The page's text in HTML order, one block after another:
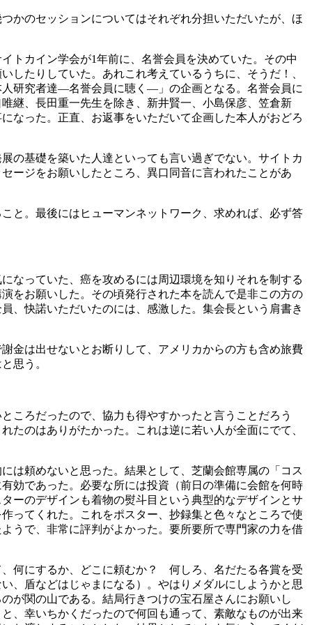
かのセッションについてはそれぞれ分担いただいたが、ほ
トカイン学会が1年前に、名誉会員を決めていた。その中
したりしていた。あれこれ考えているうちに、そうだ！、
研究者達―名誉会員に聴く―」の企画となる。名誉会員に
継、長田重一先生を除き、新井賢一、小島保彦、笠倉新
なった。正直、お返事をいただいて企画した本人がおどろ
の基礎を築いた人達といっても言い過ぎでない。サイトカ
ージをお願いしたところ、異口同音に言われたことがあ
と。最後にはヒューマンネットワーク、求めれば、必ず答
なっていた、癌を攻めるには周辺環境を知りそれを制する
をお願いした。その頃発行された本を読んで是非この方の
、快諾いただいたのには、感激した。集会長という肩書き
金は出せないとお断りして、アメリカからの方も含め旅費
思う。
ころだったので、協力も得やすかったと言うことだろう
たのはありがたかった。これは逆に若い人が全面にでて、
は頼めないと思った。結果として、芝蘭会館専属の「コス
効であった。必要な所には投資（前日の準備に会館を何時
ーのデザインも着物の熨斗目という典型的なデザインとサ
ってくれた。これをポスター、抄録集と色々なところで使
うで、非常に評判がよかった。要所要所で専門家の力を借
何にするか、どこに頼むか？ 何しろ、名だたる各賞を受
、盾などはじゃまになる）。やはりメダルにしようかと思
が関の山である。結局行きつけの宝石屋さんにお願いし
、幸いちかくだったので何回も通って、素敵なものが出来